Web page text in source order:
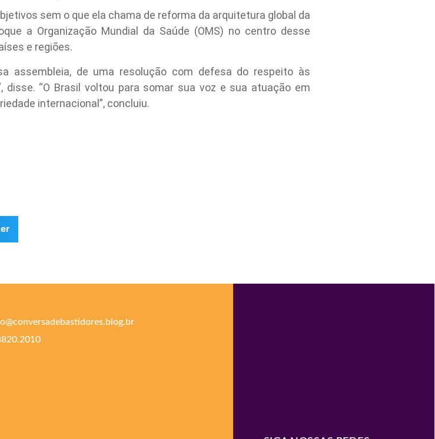
sem o que ela chama de reforma da arquitetura global da
a Organização Mundial da Saúde (OMS) no centro desse
e regiões.
assembleia, de uma resolução com defesa do respeito às
disse. “O Brasil voltou para somar sua voz e sua atuação em
internacional”, concluiu.